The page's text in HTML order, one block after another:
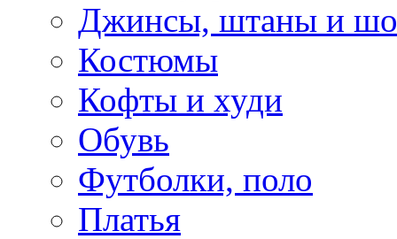
Джинсы, штаны и
Костюмы
Кофты и худи
Обувь
Футболки, поло
Платья